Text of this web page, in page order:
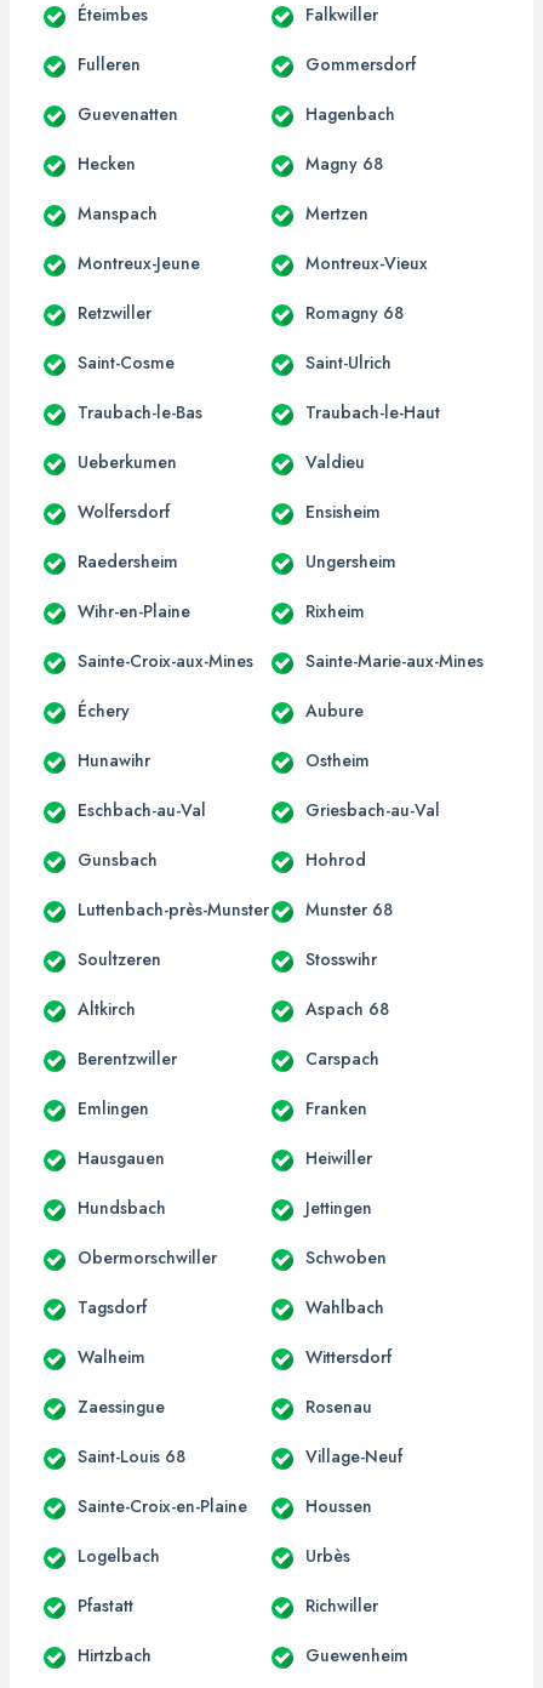
Éteimbes Falkwiller
Fulleren Gommersdorf
Guevenatten Hagenbach
Hecken Magny 68
Manspach Mertzen
Montreux-Jeune Montreux-Vieux
Retzwiller Romagny 68
Saint-Cosme Saint-Ulrich
Traubach-le-Bas Traubach-le-Haut
Ueberkumen Valdieu
Wolfersdorf Ensisheim
Raedersheim Ungersheim
Wihr-en-Plaine Rixheim
Sainte-Croix-aux-Mines Sainte-Marie-aux-Mines
Échery Aubure
Hunawihr Ostheim
Eschbach-au-Val Griesbach-au-Val
Gunsbach Hohrod
Luttenbach-près-Munster Munster 68
Soultzeren Stosswihr
Altkirch Aspach 68
Berentzwiller Carspach
Emlingen Franken
Hausgauen Heiwiller
Hundsbach Jettingen
Obermorschwiller Schwoben
Tagsdorf Wahlbach
Walheim Wittersdorf
Zaessingue Rosenau
Saint-Louis 68 Village-Neuf
Sainte-Croix-en-Plaine Houssen
Logelbach Urbès
Pfastatt Richwiller
Hirtzbach Guewenheim